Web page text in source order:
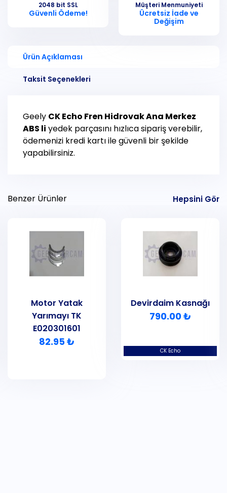
2048 bit SSL
Güvenli Ödeme!
Müşteri Menmuniyeti
Ücretsiz İade ve
Değişim
Ürün Açıklaması
Taksit Seçenekleri
Geely CK Echo Fren Hidrovak Ana Merkez
ABS li yedek parçasını hızlıca sipariş verebilir,
ödemenizi kredi kartı ile güvenli bir şekilde
yapabilirsiniz.
Benzer Ürünler Hepsini Gör
Motor Yatak
Yarımayı TK
E020301601
82.95 ₺
CK Echo
Devirdaim Kasnağı
790.00 ₺